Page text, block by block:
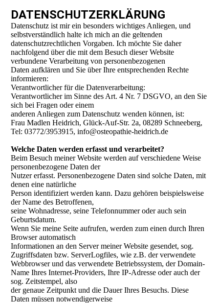
DATENSCHUTZERKLÄRUNG
Datenschutz ist mir ein besonders wichtiges Anliegen, und
selbstverständlich halte ich mich an die geltenden
datenschutzrechtlichen Vorgaben. Ich möchte Sie daher
nachfolgend über die mit dem Besuch dieser Website
verbundene Verarbeitung von personenbezogenen
Daten aufklären und Sie über Ihre entsprechenden Rechte
informieren:
Verantwortlicher für die Datenverarbeitung:
Verantwortlicher im Sinne des Art. 4 Nr. 7 DSGVO, an den Sie
sich bei Fragen oder einem
anderen Anliegen zum Datenschutz wenden können, ist:
Frau Madlen Heidrich, Glück-Auf-Str. 2a, 08289 Schneeberg,
Tel: 03772/3953915, info@osteopathie-heidrich.de
Welche Daten werden erfasst und verarbeitet?
Beim Besuch meiner Website werden auf verschiedene Weise
personenbezogene Daten der
Nutzer erfasst. Personenbezogene Daten sind solche Daten, mit
denen eine natürliche
Person identifiziert werden kann. Dazu gehören beispielsweise
der Name des Betroffenen,
seine Wohnadresse, seine Telefonnummer oder auch sein
Geburtsdatum.
Wenn Sie meine Seite aufrufen, werden zum einen durch Ihren
Browser automatisch
Informationen an den Server meiner Website gesendet, sog.
Zugriffsdaten bzw. ServerLogfiles, wie z.B. der verwendete
Webbrowser und das verwendete Betriebssystem, der Domain-
Name Ihres Internet-Providers, Ihre IP-Adresse oder auch der
sog. Zeitstempel, also
der genaue Zeitpunkt und die Dauer Ihres Besuchs. Diese
Daten müssen notwendigerweise